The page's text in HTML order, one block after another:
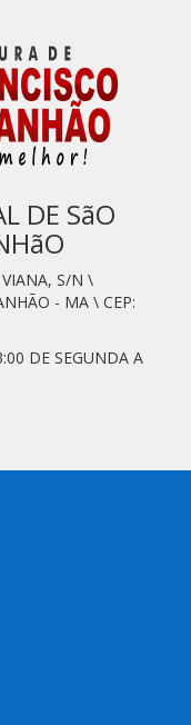
DE SãO
S/N \
- MA \ CEP:
DE SEGUNDA A